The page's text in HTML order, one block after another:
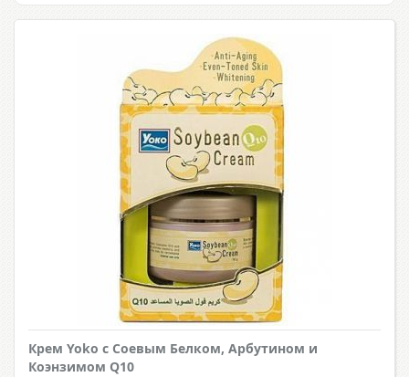
Крем Yoko с Соевым Белком, Арбутином и
Коэнзимом Q10